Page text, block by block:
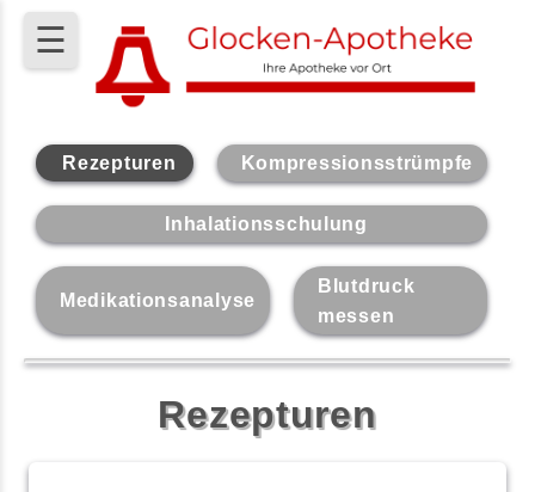
☰
Rezepturen Kompressionsstrümpfe
Inhalationsschulung
Medikationsanalyse
Blutdruck
messen
Rezepturen